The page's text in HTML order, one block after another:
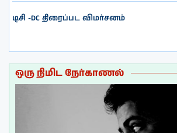
டிசி -DC திரைப்பட விமர்சனம்
ஒரு நிமிட நேர்காணல்